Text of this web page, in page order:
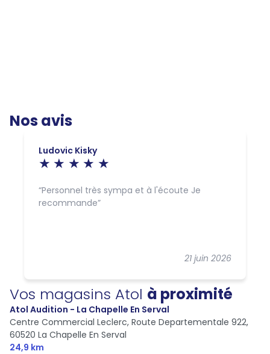
Nos avis
Ludovic Kisky
21 juin 2026
Personnel très sympa et à l'écoute Je
recommande
Vos magasins Atol à proximité
Atol Audition - La Chapelle En Serval
Centre Commercial Leclerc, Route Departementale 922,
60520 La Chapelle En Serval
24,9 km